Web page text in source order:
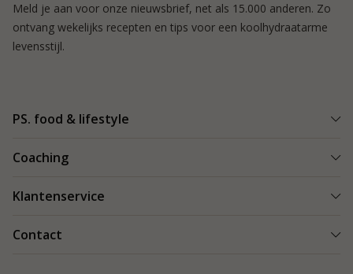
Meld je aan voor onze nieuwsbrief, net als 15.000 anderen. Zo
ontvang wekelijks recepten en tips voor een koolhydraatarme
levensstijl.
PS. food & lifestyle
Re-boost pakket
Coaching
Blog & Tips
Klantenservice
Contact